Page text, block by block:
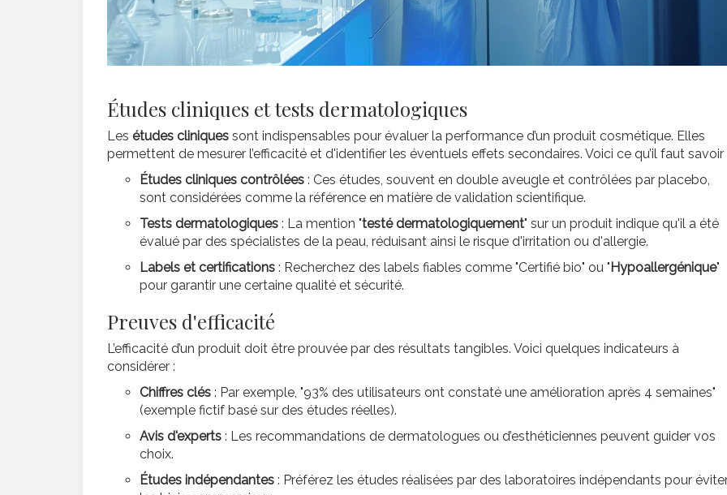
Études cliniques et tests dermatologiques
Les études cliniques sont indispensables pour évaluer la performance d’un produit cosmétique. Elles
permettent de mesurer l’efficacité et d'identifier les éventuels effets secondaires. Voici ce qu’il faut savoir
Études cliniques contrôlées : Ces études, souvent en double aveugle et contrôlées par placebo,
sont considérées comme la référence en matière de validation scientifique.
Tests dermatologiques : La mention "testé dermatologiquement" sur un produit indique qu'il a été
évalué par des spécialistes de la peau, réduisant ainsi le risque d'irritation ou d'allergie.
Labels et certifications : Recherchez des labels fiables comme "Certifié bio" ou "Hypoallergénique"
pour garantir une certaine qualité et sécurité.
Preuves d'efficacité
L’efficacité d’un produit doit être prouvée par des résultats tangibles. Voici quelques indicateurs à
considérer :
Chiffres clés : Par exemple, "93% des utilisateurs ont constaté une amélioration après 4 semaines"
(exemple fictif basé sur des études réelles).
Avis d'experts : Les recommandations de dermatologues ou d’esthéticiennes peuvent guider vos
choix.
Études indépendantes : Préférez les études réalisées par des laboratoires indépendants pour